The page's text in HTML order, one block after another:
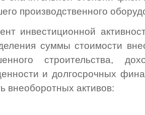
производственного
инвестиционной
суммы стоимости
строительства,
и долгосрочных
внеоборотных активов: